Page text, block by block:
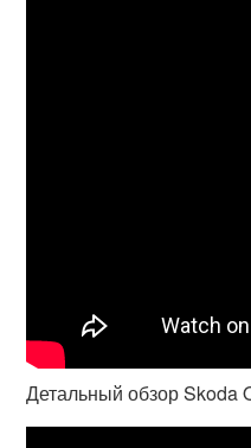
Детальный обзор Skoda